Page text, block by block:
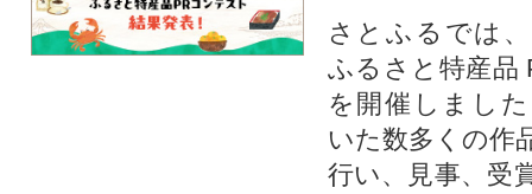
さとふるでは
ふるさと特産品
を開催しまし
いた数多くの作
行い、見事、受